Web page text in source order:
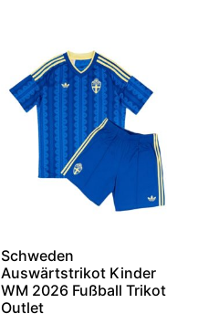
Schweden
Auswärtstrikot Kinder
WM 2026 Fußball Trikot
Outlet